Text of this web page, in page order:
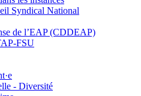
Syndical National
de l’EAP (CDDEAP)
FSU
- Diversité